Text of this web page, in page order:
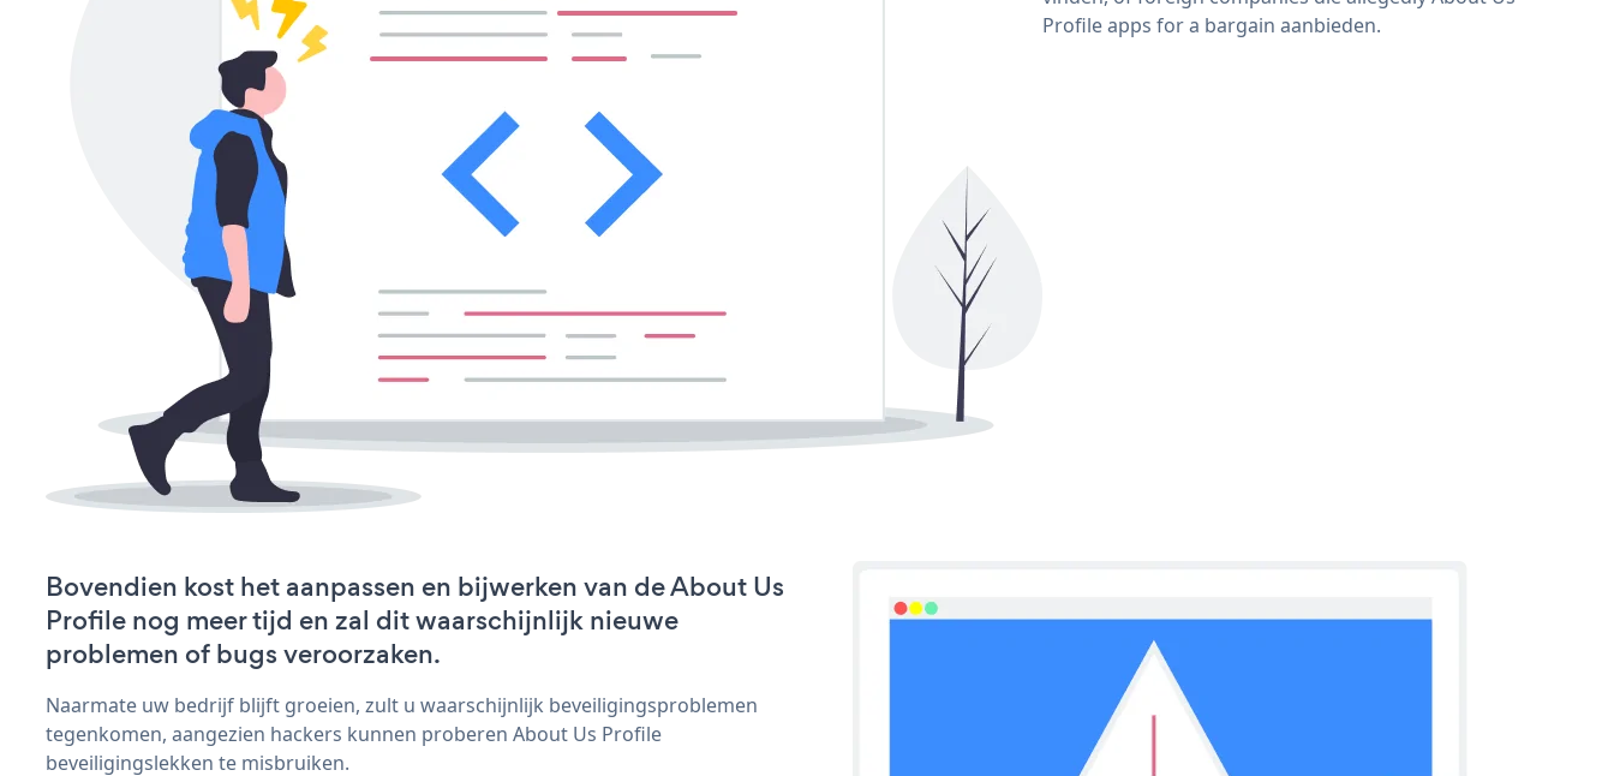
Profile apps for a bargain aanbieden.
Bovendien kost het aanpassen en bijwerken van de About Us
Profile nog meer tijd en zal dit waarschijnlijk nieuwe
problemen of bugs veroorzaken.
Naarmate uw bedrijf blijft groeien, zult u waarschijnlijk beveiligingsproblemen
tegenkomen, aangezien hackers kunnen proberen About Us Profile
beveiligingslekken te misbruiken.